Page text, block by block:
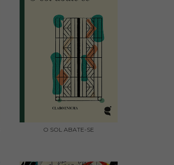
O SOL ABATE-SE